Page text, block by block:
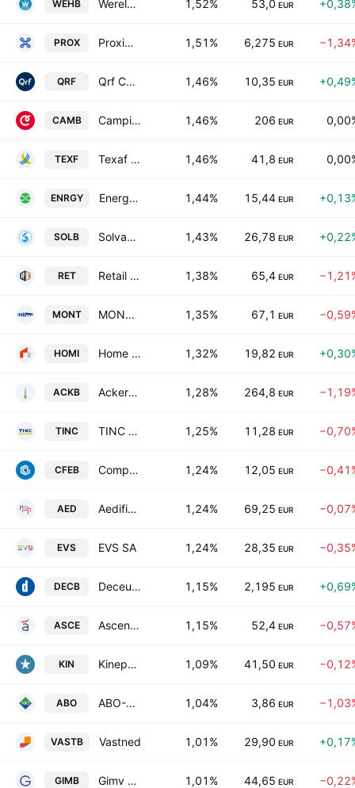
WEHB Wereldhave Belgium SCA 1,52% 53,0 EUR
PROX Proximus SA 1,51% 6,275 EUR
QRF Qrf Comm. VA 1,46% 10,35 EUR
CAMB Campine nv 1,46% 206 EUR
TEXF Texaf SA 1,46% 41,8 EUR
ENRGY EnergyVision NV 1,44% 15,44 EUR
SOLB Solvay SA 1,43% 26,78 EUR
RET Retail Estates SA 1,38% 65,4 EUR
MONT MONTEA NV 1,35% 67,1 EUR
HOMI Home Invest Belgium SA 1,32% 19,82 EUR
ACKB Ackermans & van Haaren NV 1,28% 264,8 EUR
TINC TINC NV 1,25% 11,28 EUR
CFEB Compagnie d'Entreprises CFE SA 1,24% 12,05 EUR
AED Aedifica SA 1,24% 69,25 EUR
EVS EVS SA 1,24% 28,35 EUR
DECB Deceuninck nv 1,15% 2,195 EUR
ASCE Ascencio SA 1,15% 52,4 EUR
KIN Kinepolis Group NV 1,09% 41,50 EUR
ABO ABO-Group Environment NV 1,04% 3,86 EUR
VASTB Vastned 1,01% 29,90 EUR
GIMB Gimv NV 1,01% 44,65 EUR